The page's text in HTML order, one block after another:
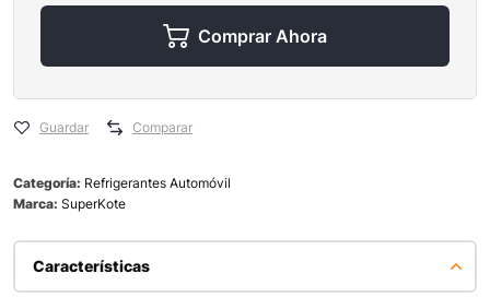
Comprar Ahora
Guardar Comparar
Categoría: Refrigerantes Automóvil
Marca: SuperKote
Características